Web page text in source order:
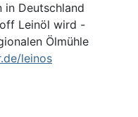
in Deutschland
Leinöl wird -
Ölmühle
leinos